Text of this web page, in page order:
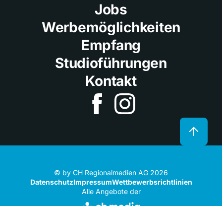
Jobs
Werbemöglichkeiten
Empfang
Studioführungen
Kontakt
© by CH Regionalmedien AG 2026
DatenschutzImpressumWettbewerbsrichtlinien
Alle Angebote der